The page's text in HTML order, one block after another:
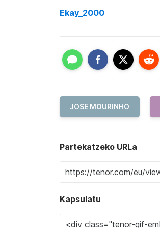
Ekay_2000
JOSE MOURINHO
Partekatzeko URLa
Kapsulatu